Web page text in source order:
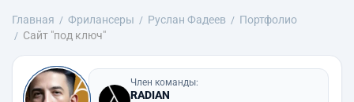
Главная Фрилансеры Руслан Фадеев
Портфолио
Сайт "под ключ"
Член команды:
RADIAN